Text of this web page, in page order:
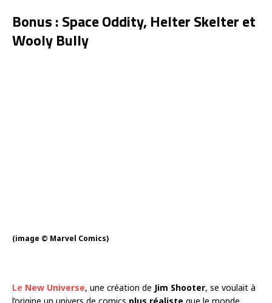
Bonus : Space Oddity, Helter Skelter et
Wooly Bully
(image © Marvel Comics)
Le New Universe, une création de Jim Shooter, se voulait à